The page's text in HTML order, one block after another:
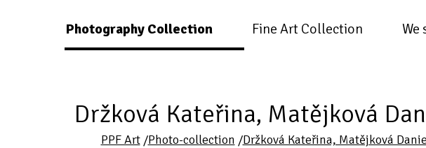
Photography Collection Fine Art Collection We
Držková Kateřina, Matějková
PPF Art/Photo-collection /Držková Kateřina, Matějková